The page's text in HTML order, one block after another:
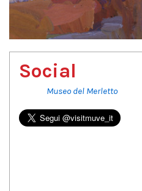
Social
Museo del Merletto